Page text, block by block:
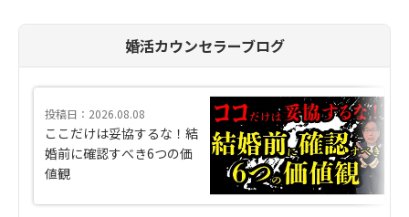
婚活カウンセラーブログ
投稿日：2026.08.08
ここだけは妥協するな！結
婚前に確認すべき6つの価
値観